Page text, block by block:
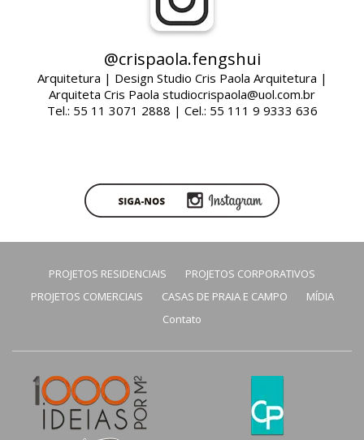
@crispaola.fengshui
Arquitetura | Design Studio Cris Paola Arquitetura |
Arquiteta Cris Paola studiocrispaola@uol.com.br
Tel.: 55 11 3071 2888 | Cel.: 55 111 9 9333 636
PROJETOS RESIDENCIAIS
PROJETOS CORPORATIVOS
PROJETOS COMERCIAIS
CASAS DE PRAIA E CAMPO
MÍDIA
Contato